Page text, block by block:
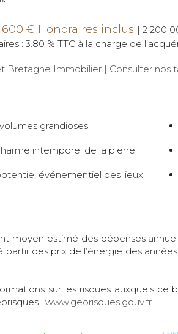
600 € Honoraires inclus | 2 200
: 3.80 % TTC à la charge de
Bretagne Immobilier | Consulter nos
grandioses
intemporel de la pierre
événementiel des lieux
moyen estimé des dépenses
partir des prix de l’énergie des
sur les risques auxquels ce
:www.georisques.gouv.fr